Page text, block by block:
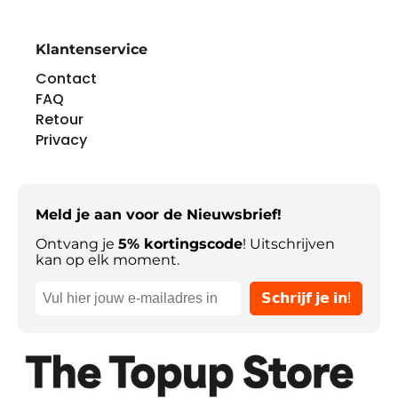
Deze code is alleen inwisselbaar op de Europese Riot-servers
© 2020 Riot Games, Inc. LEAGUE OF LEGENDS, TEAMFIGHT
Klantenservice
Contact
FAQ
Retour
Privacy
Meld je aan voor de Nieuwsbrief!
Ontvang je 5% kortingscode! Uitschrijven
kan op elk moment.